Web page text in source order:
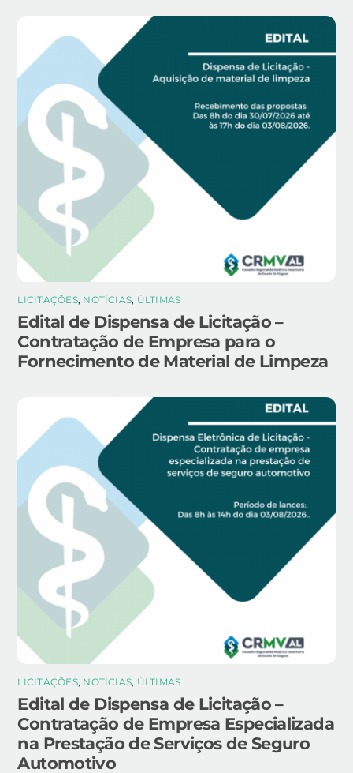
LICITAÇÕES, NOTÍCIAS, ÚLTIMAS
Edital de Dispensa de Licitação –
Contratação de Empresa para o
Fornecimento de Material de Limpeza
LICITAÇÕES, NOTÍCIAS, ÚLTIMAS
Edital de Dispensa de Licitação –
Contratação de Empresa Especializada
na Prestação de Serviços de Seguro
Automotivo